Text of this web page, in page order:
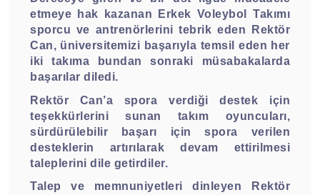
etmeye hak kazanan Erkek Voleybol Takımı
sporcu ve antrenörlerini tebrik eden Rektör
Can, üniversitemizi başarıyla temsil eden her
iki takıma bundan sonraki müsabakalarda
başarılar diledi.
Rektör Can’a spora verdiği destek için
teşekkürlerini sunan takım oyuncuları,
sürdürülebilir başarı için spora verilen
desteklerin artırılarak devam ettirilmesi
taleplerini dile getirdiler.
Talep ve memnuniyetleri dinleyen Rektör